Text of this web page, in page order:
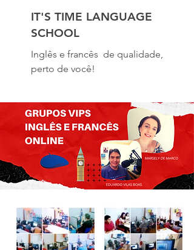
IT'S TIME LANGUAGE
SCHOOL
Inglês e francês de qualidade,
perto de você!